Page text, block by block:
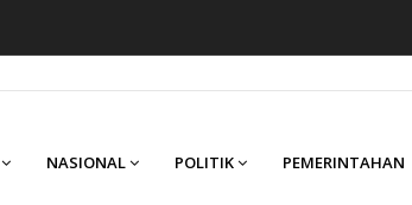
NASIONAL POLITIK PEMERINTAHAN